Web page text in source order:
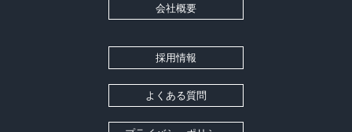
会社概要
採用情報
よくある質問